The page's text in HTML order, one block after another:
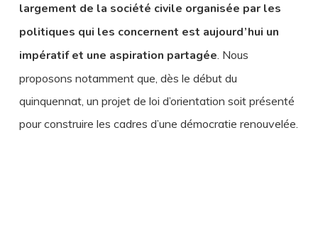
largement de la société civile organisée par les
politiques qui les concernent est aujourd’hui un
impératif et une aspiration partagée. Nous
proposons notamment que, dès le début du
quinquennat, un projet de loi d’orientation soit présenté
pour construire les cadres d’une démocratie renouvelée.